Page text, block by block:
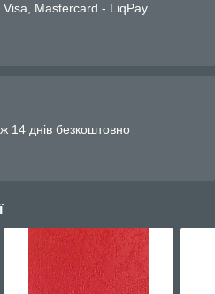
Mastercard - LiqPay
14 днів безкоштовно